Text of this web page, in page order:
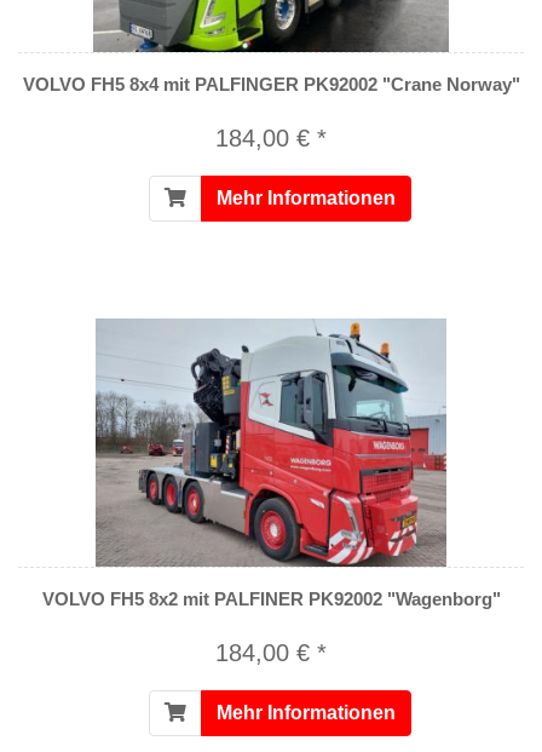
VOLVO FH5 8x4 mit PALFINGER PK92002 "Crane Norway"
184,00 € *
Mehr Informationen
VOLVO FH5 8x2 mit PALFINER PK92002 "Wagenborg"
184,00 € *
Mehr Informationen